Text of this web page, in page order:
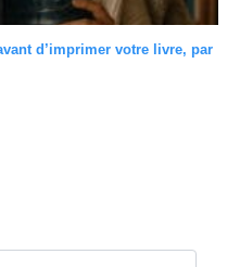
d’imprimer votre livre, par